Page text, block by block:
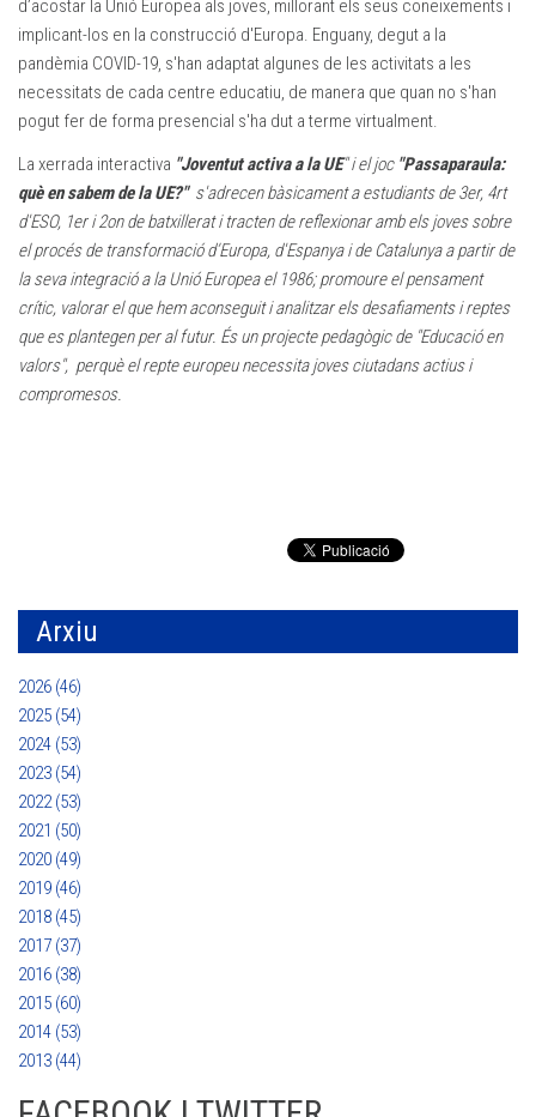
d’acostar la Unió Europea als joves, millorant els seus coneixements i
implicant-los en la construcció d'Europa. Enguany, degut a la
pandèmia COVID-19, s'han adaptat algunes de les activitats a les
necessitats de cada centre educatiu, de manera que quan no s'han
pogut fer de forma presencial s'ha dut a terme virtualment.
La xerrada interactiva "Joventut activa a la UE" i el joc "Passaparaula:
què en sabem de la UE?"s'adrecen bàsicament a estudiants de 3er, 4rt
d'ESO, 1er i 2on de batxillerat i tracten de reflexionar amb els joves sobre
el procés de transformació d’Europa, d'Espanya i de Catalunya a partir de
la seva integració a la Unió Europea el 1986; promoure el pensament
crític, valorar el que hem aconseguit i analitzar els desafiaments i reptes
que es plantegen per al futur. És un projecte pedagògic de "Educació en
valors", perquè el repte europeu necessita joves ciutadans actius i
compromesos.
Arxiu
2026 (46)
2025 (54)
2024 (53)
2023 (54)
2022 (53)
2021 (50)
2020 (49)
2019 (46)
2018 (45)
2017 (37)
2016 (38)
2015 (60)
2014 (53)
2013 (44)